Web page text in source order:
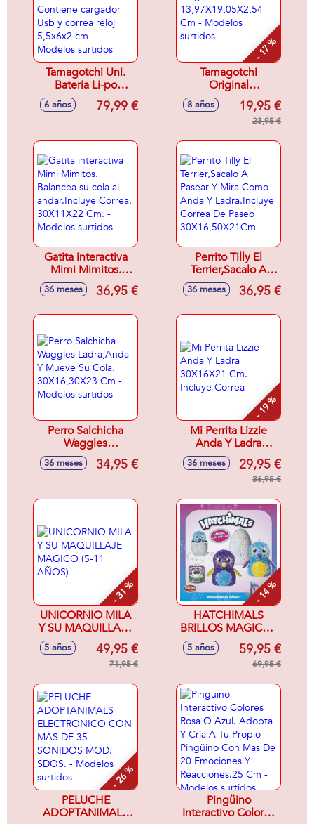
Tamagotchi Uni.
Bateria Li-po
recarbable incluida.
Contiene cargador
6 años 79,99 €
- 17 %
Tamagotchi
Original
13,97X19,05X2,54
Cm - Modelos
8 años 19,95 €
23,95 €
Gatita interactiva
Mimi Mimitos.
Balancea su cola al
andar.Incluye
36 meses 36,95 €
Perrito Tilly El
Terrier,Sacalo A
Pasear Y Mira
Como Anda Y
36 meses 36,95 €
Perro Salchicha
Waggles
Ladra,Anda Y
Mueve Su Cola.
36 meses 34,95 €
- 19 %
Mi Perrita Lizzie
Anda Y Ladra
30X16X21 Cm.
Incluye Correa
36 meses 29,95 €
36,95 €
- 31 %
UNICORNIO MILA
Y SU MAQUILLAJE
MAGICO (5-11
AÑOS)
5 años 49,95 €
71,95 €
- 14 %
HATCHIMALS
BRILLOS MAGICOS
DRAGON SDOS -
Modelos surtidos
5 años 59,95 €
69,95 €
- 26 %
PELUCHE
ADOPTANIMALS
Pingüino
Interactivo Colores